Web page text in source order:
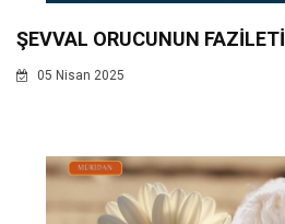
ŞEVVAL ORUCUNUN FAZİLETİ
05 Nisan 2025